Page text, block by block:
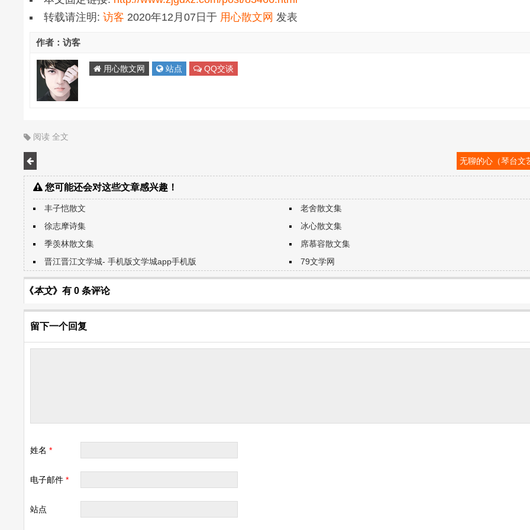
转载请注明:访客 2020年12月07日于 用心散文网 发表
作者：访客
用心散文网 站点 QQ交谈
阅读 全文
无聊的心（琴台文
您可能还会对这些文章感兴趣！
丰子恺散文
老舍散文集
徐志摩诗集
冰心散文集
季羡林散文集
席慕容散文集
晋江晋江文学城- 手机版文学城app手机版
79文学网
《本文》有 0 条评论
留下一个回复
姓名*
电子邮件*
站点